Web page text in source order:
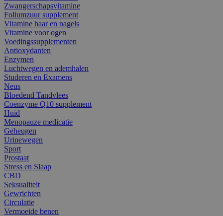
Zwangerschapsvitamine
Foliumzuur supplement
Vitamine haar en nagels
Vitamine voor ogen
Voedingssupplementen
Antioxydanten
Enzymen
Luchtwegen en ademhalen
Studeren en Examens
Neus
Bloedend Tandvlees
Coenzyme Q10 supplement
Huid
Menopauze medicatie
Geheugen
Urinewegen
Sport
Prostaat
Stress en Slaap
CBD
Seksualiteit
Gewrichten
Circulatie
Vermoeide benen